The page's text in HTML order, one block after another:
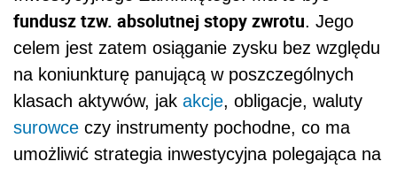
fundusz tzw. absolutnej stopy zwrotu. Jego
celem jest zatem osiąganie zysku bez względu
na koniunkturę panującą w poszczególnych
klasach aktywów, jak akcje, obligacje, waluty
surowce czy instrumenty pochodne, co ma
umożliwić strategia inwestycyjna polegająca na